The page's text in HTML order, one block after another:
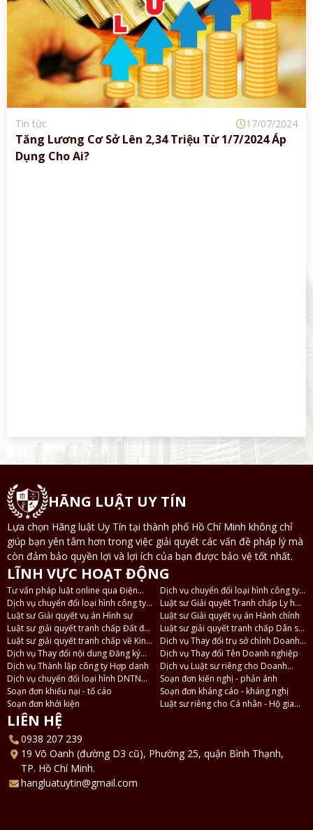
Tin tức 17/07/2024
Chi Phí Thông Báo Trên Phương Tiện Thông Tin
Đại Chúng Là Lệ Phí Đương Sự Có Yêu Cầu Thông
Báo Chịu
HÃNG LUẬT UY TÍN
Lựa chọn Hãng luật Uy Tín tại thành phố Hồ Chí Minh không chỉ
giúp bạn yên tâm hơn trong việc giải quyết các vấn đề pháp lý mà
còn đảm bảo quyền lợi và lợi ích của bạn được bảo vệ tốt nhất.
LĨNH VỰC HOẠT ĐỘNG
Tư vấn pháp luật online qua Điện
thoại, Zalo
Dịch vụ chuyển đổi loại hình công ty
TNHH 2 thành viên thành công ty
TNHH 1 thành viên
Dịch vụ chuyển đổi loại hình công ty
TNHH thành công ty Cổ phần và
ngược lại
Luật sư Giải quyết Tranh chấp Ly hôn
và Tài sản
Luật sư Giải quyết vụ án Hình sự
Luật sư Giải quyết vụ án Hành chính
Luật sư giải quyết tranh chấp Đất đai
- Nhà ở
Luật sư giải quyết tranh chấp Dân sự
- Thừa kế
Luật sư giải quyết tranh chấp về Kinh
tế
Dịch vụ Thay đổi trụ sở chính Doanh
nghiệp
Dịch vụ Thay đổi nội dung Đăng ký
Doanh nghiệp
Dịch vụ Thay đổi Tên Doanh nghiệp
Dịch vụ Thành lập công ty Hợp danh
Dịch vụ Luật sư riêng cho Doanh
nghiệp
Dịch vụ chuyển đổi loại hình DNTN
thành Công ty TNHH
Soạn đơn kiến nghị - phản ánh
Soạn đơn khiếu nại - tố cáo
Soạn đơn kháng cáo - kháng nghị
Soạn đơn khởi kiện
Luật sư riêng cho Cá nhân - Hộ gia
LIÊN HỆ
0938 207 239
19 Võ Oanh (đường D3 cũ), Phường 25, quận Bình Thạnh,
TP. Hồ Chí Minh.
hangluatuytin@gmail.com